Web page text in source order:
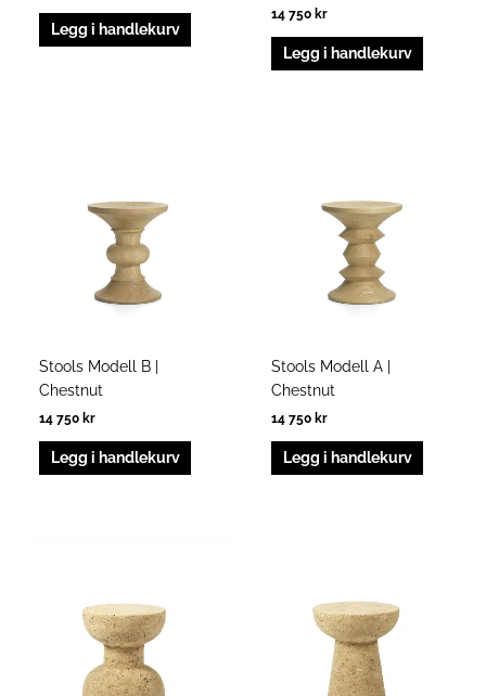
Legg i handlekurv
14 750 kr
Legg i handlekurv
Stools Modell B |
Chestnut
14 750 kr
Legg i handlekurv
Stools Modell A |
Chestnut
14 750 kr
Legg i handlekurv